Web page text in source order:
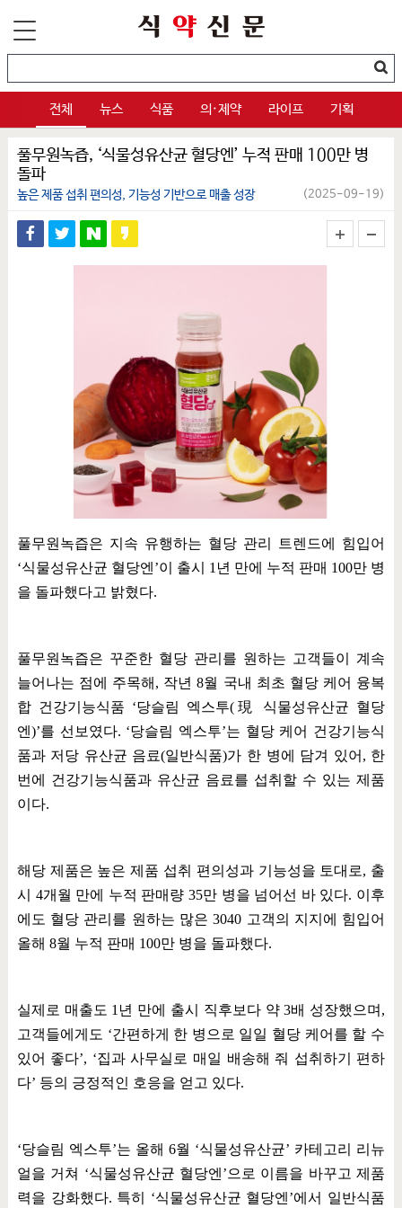
전체 뉴스 식품 의·제약 라이프 기획
풀무원녹즙, ‘식물성유산균 혈당엔’ 누적 판매 100만 병
돌파
높은 제품 섭취 편의성, 기능성 기반으로 매출 성장 (2025-09-19)
풀무원녹즙은 지속 유행하는 혈당 관리 트렌드에 힘입어
‘식물성유산균 혈당엔 ’이 출시 1 년 만에 누적 판매 100만 병
을 돌파했다고 밝혔다.
풀무원녹즙은 꾸준한 혈당 관리를 원하는 고객들이 계속
늘어나는 점에 주목해 , 작년8월 국내 최초 혈당 케어 융복
합 건강기능식품 ‘당슬림 엑스투( 現 식물성유산균 혈당
엔 )’를 선보였다. ‘당슬림 엑스투’는 혈당 케어 건강기능식
품과 저당 유산균 음료(일반식품)가 한 병에 담겨 있어 , 한
번에 건강기능식품과 유산균 음료를 섭취할 수 있는 제품
이다.
해당 제품은 높은 제품 섭취 편의성과 기능성을 토대로, 출
시 4개월 만에 누적 판매량 35만 병을 넘어선 바 있다. 이후
에도 혈당 관리를 원하는 많은3040 고객의 지지에 힘입어
올해 8월 누적 판매 100만 병을 돌파했다.
실제로 매출도 1 년 만에 출시 직후보다 약3배 성장했으며 ,
고객들에게도 ‘간편하게 한 병으로 일일 혈당 케어를 할 수
있어 좋다’, ‘집과 사무실로 매일 배송해 줘 섭취하기 편하
다’ 등의 긍정적인 호응을 얻고 있다.
‘당슬림 엑스투’는 올해 6월 ‘식물성유산균’ 카테고리 리뉴
얼을 거쳐 ‘식물성유산균 혈당엔 ’으로 이름을 바꾸고 제품
력을 강화했다. 특히 ‘식물성유산균 혈당엔 ’에서 일반식품